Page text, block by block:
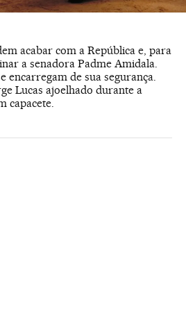
acabar com a República e, para
a senadora Padme Amidala.
encarregam de sua segurança.
Lucas ajoelhado durante a
capacete.